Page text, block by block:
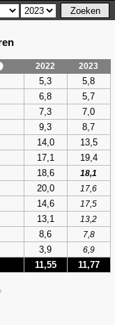
2022
2023
5,3 5,8
6,8 5,7
7,3 7,0
9,3 8,7
14,0 13,5
17,1 19,4
18,6
18,1
20,0
17,6
14,6
17,5
13,1
13,2
8,6
7,8
3,9 6,9
11,55 11,77